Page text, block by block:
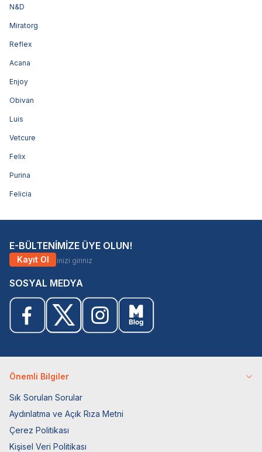
N&D
Miratorg
Reflex
Acana
Enjoy
Obivan
Luis
Vetcure
Felix
Purina
Felicia
E-BÜLTENİMİZE ÜYE OLUN!
Kayıt Ol
SOSYAL MEDYA
Önemli Bilgiler
Sık Sorulan Sorular
Aydınlatma ve Açık Rıza Metni
Çerez Politikası
Kişisel Veri Politikası